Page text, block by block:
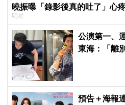
曉振曝「錄影後真的吐了」心
明星
公演第一、
東海：「離
預告＋海報